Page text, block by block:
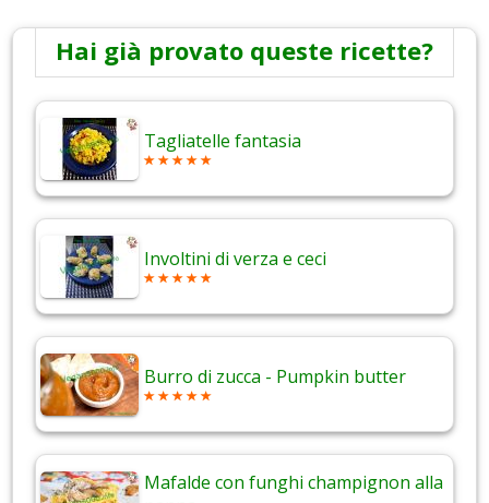
Hai già provato queste ricette?
Tagliatelle fantasia
Involtini di verza e ceci
Burro di zucca - Pumpkin butter
Mafalde con funghi champignon alla